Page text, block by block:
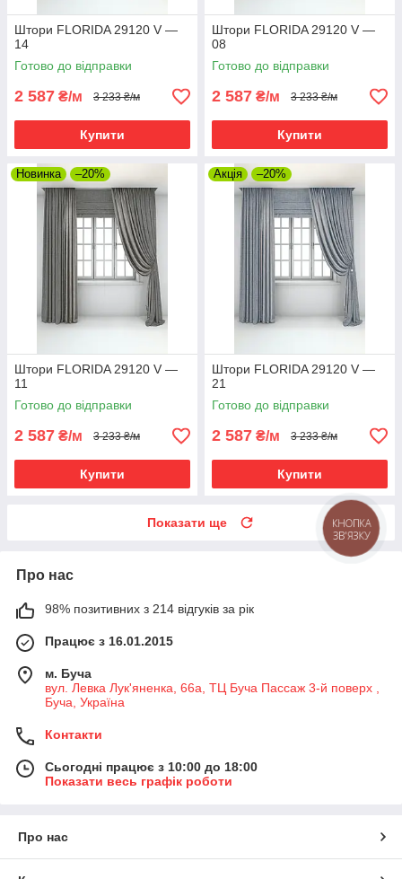
Штори FLORIDA 29120 V —
14
Готово до відправки
2 587 ₴/м 3 233 ₴/м
Купити
Штори FLORIDA 29120 V —
08
Готово до відправки
2 587 ₴/м 3 233 ₴/м
Купити
Новинка –20%
Штори FLORIDA 29120 V —
11
Готово до відправки
2 587 ₴/м 3 233 ₴/м
Купити
Акція –20%
Штори FLORIDA 29120 V —
21
Готово до відправки
2 587 ₴/м 3 233 ₴/м
Купити
Показати ще
Про нас
98% позитивних з 214 відгуків за рік
Працює з 16.01.2015
м. Буча
вул. Левка Лук'яненка, 66а, ТЦ Буча Пассаж 3-й поверх ,
Буча, Україна
Контакти
Сьогодні працює з 10:00 до 18:00
Показати весь графік роботи
Про нас
КНОПКА
ЗВ'ЯЗКУ